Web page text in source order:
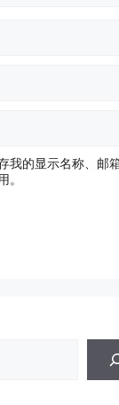
我的显示名称、邮
。